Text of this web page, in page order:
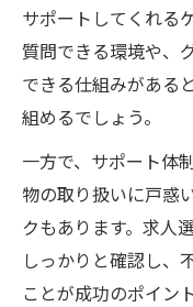
サポートしてくれる
質問できる環境や、
できる仕組みがある
組めるでしょう。
一方で、サポート体
物の取り扱いに戸惑
クもあります。求人
しっかりと確認し、
ことが成功のポイン